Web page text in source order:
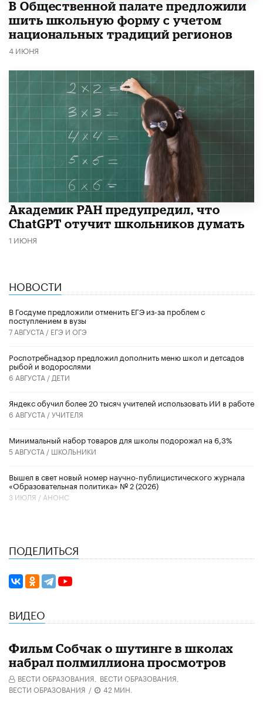
В Общественной палате предложили
шить школьную форму с учетом
национальных традиций регионов
4 ИЮНЯ
Академик РАН предупредил, что
ChatGPT отучит школьников думать
1 ИЮНЯ
НОВОСТИ
В Госдуме предложили отменить ЕГЭ из-за проблем с
поступлением в вузы
7 АВГУСТА / ЕГЭ И ОГЭ
Роспотребнадзор предложил дополнить меню школ и детсадов
рыбой и водорослями
6 АВГУСТА / ДЕТИ
​Яндекс обучил более 20 тысяч учителей использовать ИИ в работе
6 АВГУСТА /УЧИТЕЛЯ
Минимальный набор товаров для школы подорожал на 6,3%
5 АВГУСТА / ШКОЛЬНИКИ
Вышел в свет новый номер научно-публицистического журнала
«Образовательная политика» № 2 (2026)
3 ИЮЛЯ / АНОНС
ПОДЕЛИТЬСЯ
ВИДЕО
Фильм Собчак о шутинге в школах
набрал полмиллиона просмотров
ВЕСТИ ОБРАЗОВАНИЯ, ВЕСТИ ОБРАЗОВАНИЯ,
ВЕСТИ ОБРАЗОВАНИЯ / 42 МИН.